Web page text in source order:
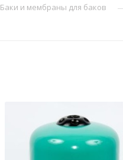
Баки и мембраны для баков